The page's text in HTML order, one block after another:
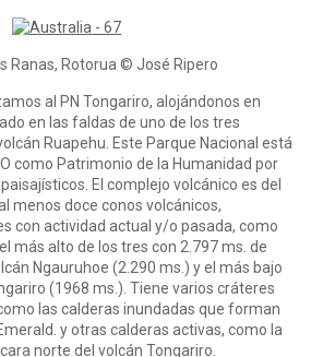
Ranas, Rotorua © José Ripero
al PN Tongariro, alojándonos en
en las faldas de uno de los tres
Ruapehu. Este Parque Nacional está
como Patrimonio de la Humanidad por
El complejo volcánico es del
menos doce conos volcánicos,
con actividad actual y/o pasada, como
más alto de los tres con 2.797 ms. de
Ngauruhoe (2.290 ms.) y el más bajo
(1968 ms.). Tiene varios cráteres
las calderas inundadas que forman
y otras calderas activas, como la
norte del volcán Tongariro.